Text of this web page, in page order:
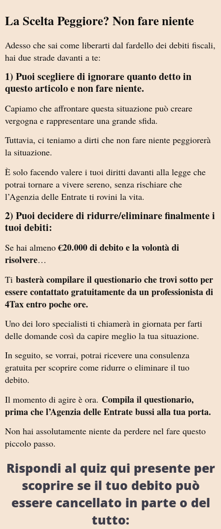
La Scelta Peggiore? Non fare niente
Adesso che sai come liberarti dal fardello dei debiti fiscali,
hai due strade davanti a te:
1) Puoi scegliere di ignorare quanto detto in
questo articolo e non fare niente.
Capiamo che affrontare questa situazione può creare
vergogna e rappresentare una grande sfida.
Tuttavia, ci teniamo a dirti che non fare niente peggiorerà
la situazione.
È solo facendo valere i tuoi diritti davanti alla legge che
potrai tornare a vivere sereno, senza rischiare che
l’Agenzia delle Entrate ti rovini la vita.
2) Puoi decidere di ridurre/eliminare finalmente i
tuoi debiti:
Se hai almeno€20.000 di debito e la volontà di
risolvere…
Ti basterà compilare il questionario che trovi sotto per
essere contattato gratuitamente da un professionista di
4Tax entro poche ore.
Uno dei loro specialisti ti chiamerà in giornata per farti
delle domande così da capire meglio la tua situazione.
In seguito, se vorrai, potrai ricevere una consulenza
gratuita per scoprire come ridurre o eliminare il tuo
debito.
Il momento di agire è ora. Compila il questionario,
prima che l’Agenzia delle Entrate bussi alla tua porta.
Non hai assolutamente niente da perdere nel fare questo
piccolo passo.
Rispondi al quiz qui presente per
scoprire se il tuo debito può
essere cancellato in parte o del
tutto: